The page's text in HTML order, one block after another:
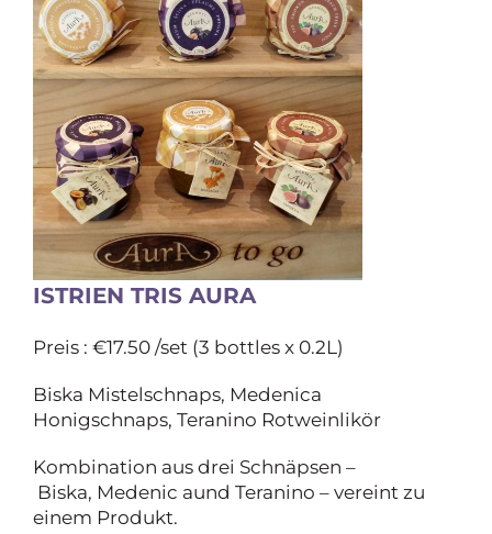
ISTRIEN TRIS AURA
Preis : €17.50 /set (3 bottles x 0.2L)
Biska Mistelschnaps, Medenica
Honigschnaps, Teranino Rotweinlikör
Kombination aus drei Schnäpsen –
Biska, Medenic aund Teranino – vereint zu
einem Produkt.